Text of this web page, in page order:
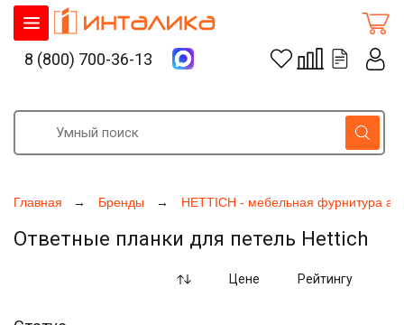
Главная Бренды HETTICH - мебельная фурнитура
Ответные планки для петель Hettich
Цене Рейтингу
8 (800) 700-36-13